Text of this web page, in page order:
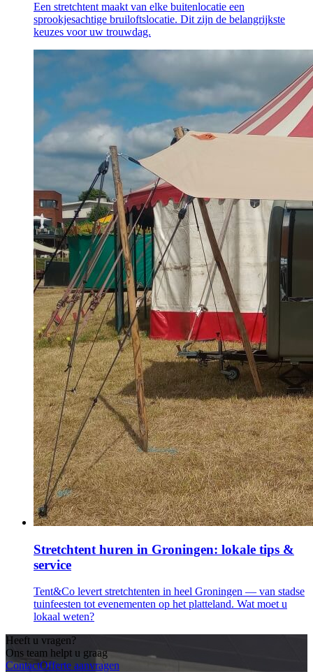
Een stretchtent maakt van elke buitenlocatie een
sprookjesachtige bruiloftslocatie. Dit zijn de belangrijkste
keuzes voor uw trouwdag.
Stretchtent huren in Groningen: lokale tips &
service
Tent&Co levert stretchtenten in heel Groningen — van stadse
tuinfeesten tot evenementen op het platteland. Wat moet u
lokaal weten?
Heeft u vragen?
Ons team helpt u graag
ContactOfferte aanvragen